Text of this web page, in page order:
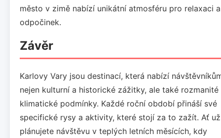
město v zimě nabízí unikátní atmosféru pro relaxaci a
odpočinek.
Závěr
Karlovy Vary jsou destinací, která nabízí
nejen kulturní a historické zážitky, ale také rozmanité
klimatické podmínky. Každé roční období přináší své
specifické rysy a aktivity, které stojí za to zažít. Ať už
plánujete návštěvu v teplých letních měsících, kdy